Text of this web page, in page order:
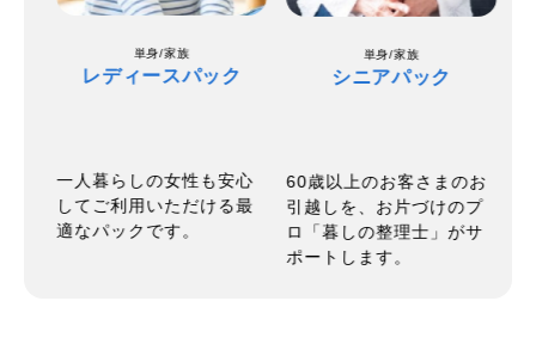
単身/家族
レディースパック
一人暮らしの女性も安心
してご利用いただける最
適なパックです。
単身/家族
シニアパック
60歳以上のお客さまのお
引越しを、お片づけのプ
ロ「暮しの整理士」がサ
ポートします。